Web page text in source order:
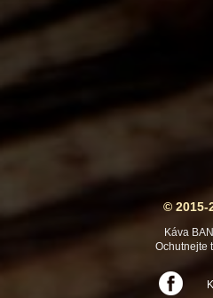
© 2015-
Káva
Ochutnejte